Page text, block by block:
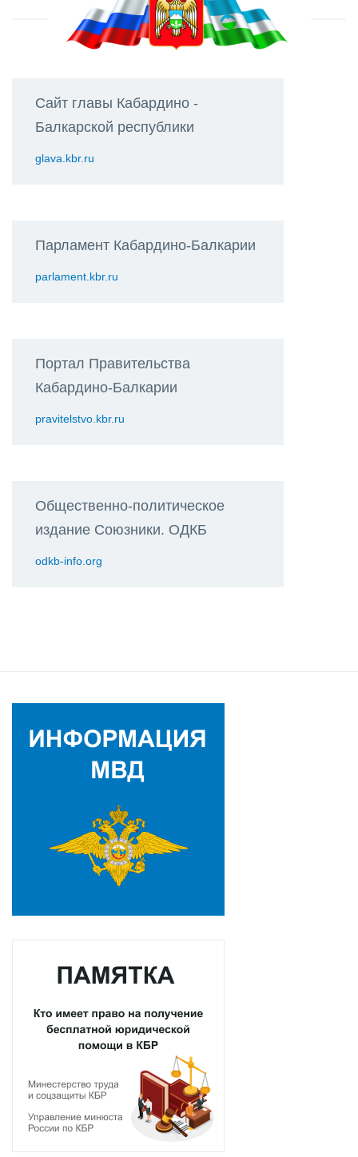
Сайт главы Кабардино -
Балкарской республики
glava.kbr.ru
Парламент Кабардино-Балкарии
parlament.kbr.ru
Портал Правительства
Кабардино-Балкарии
pravitelstvo.kbr.ru
Общественно-политическое
издание Союзники. ОДКБ
odkb-info.org